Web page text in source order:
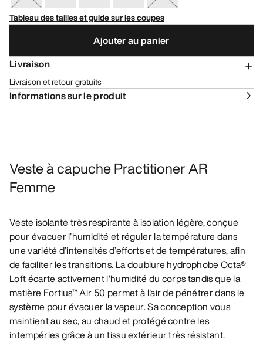
Tableau des tailles et guide sur les coupes
Ajouter au panier
Livraison
Livraison et retour gratuits
Informations sur le produit
Veste à capuche Practitioner AR
Femme
Veste isolante très respirante à isolation légère, conçue
pour évacuer l’humidité et réguler la température dans
une variété d’intensités d’efforts et de températures, afin
de faciliter les transitions. La doublure hydrophobe Octa®
Loft écarte activement l'humidité du corps tandis que la
matière Fortius™ Air 50 permet à l'air de pénétrer dans le
système pour évacuer la vapeur. Sa conception vous
maintient au sec, au chaud et protégé contre les
intempéries grâce à un tissu extérieur très résistant.